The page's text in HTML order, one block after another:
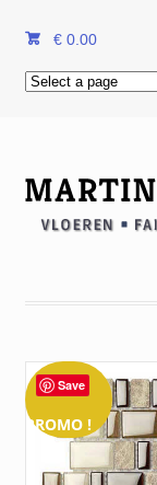
€ 0.00
PROMO !
Save